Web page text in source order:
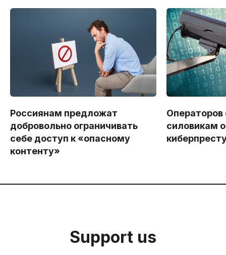
Россиянам предложат
добровольно ограничивать
себе доступ к «опасному
контенту»
силовикам
Support us